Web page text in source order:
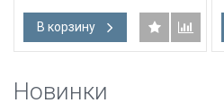
В корзину
Новинки